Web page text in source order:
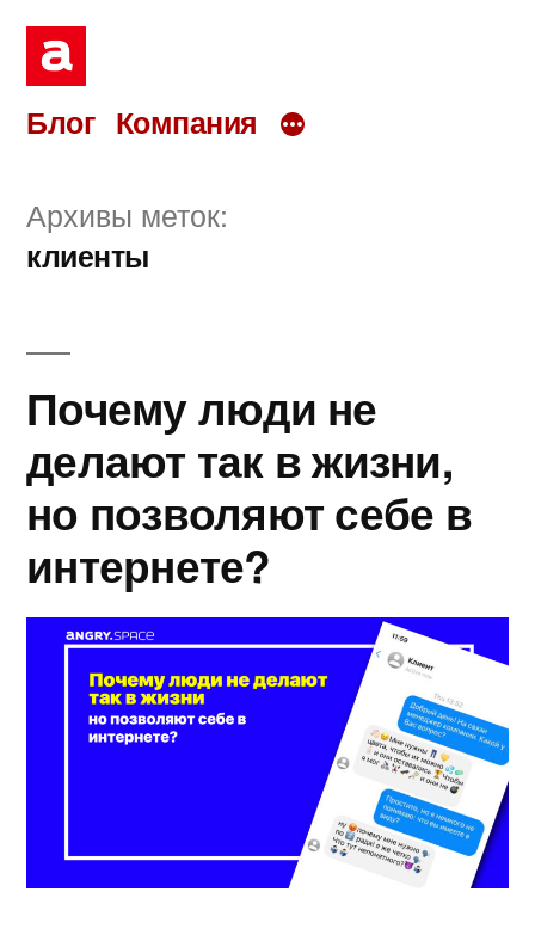
Перейти
содержимому
Блог Компания
Архивы меток:
клиенты
Почему люди не
делают так в жизни,
но позволяют себе в
интернете?